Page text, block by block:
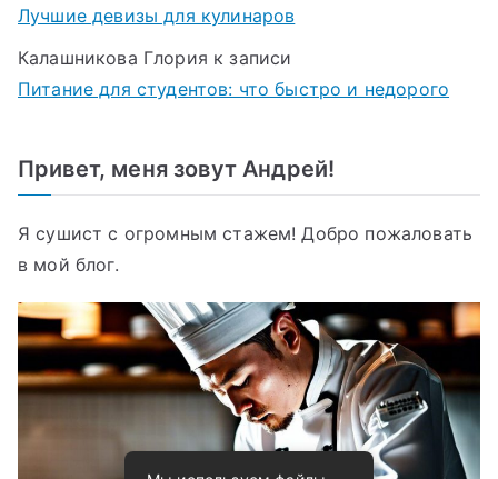
Лучшие девизы для кулинаров
Калашникова Глория к записи
Питание для студентов: что быстро и недорого
Привет, меня зовут Андрей!
Я сушист с огромным стажем! Добро пожаловать
в мой блог.